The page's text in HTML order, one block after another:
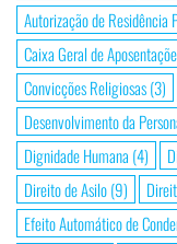
Autorização de Residência
Caixa Geral de
Convicções Religiosas(3)
Desenvolvimento da
Dignidade Humana (4)
Direito de Asilo(9)
Efeito Automático de